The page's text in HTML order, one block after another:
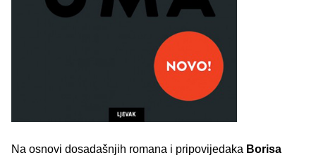
Na osnovi dosadašnjih romana i pripovijedaka Borisa